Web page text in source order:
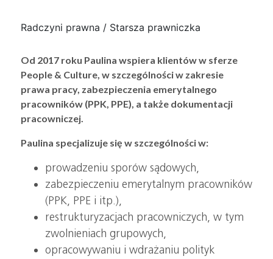
Radczyni prawna / Starsza prawniczka
Od 2017 roku Paulina wspiera klientów w sferze
People & Culture, w szczególności w zakresie
prawa pracy, zabezpieczenia emerytalnego
pracowników (PPK, PPE), a także dokumentacji
pracowniczej.
Paulina specjalizuje się w szczególności w:
prowadzeniu sporów sądowych,
zabezpieczeniu emerytalnym pracowników
(PPK, PPE i itp.),
restrukturyzacjach pracowniczych, w tym
zwolnieniach grupowych,
opracowywaniu i wdrażaniu polityk